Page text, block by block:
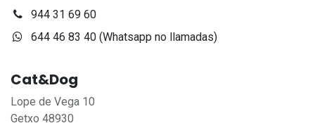
944 31 69 60
644 46 83 40 (Whatsapp no llamadas)
Cat&Dog
Lope de Vega 10
Getxo 48930